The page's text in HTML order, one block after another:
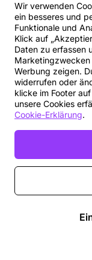
Wir verwenden
ein besseres und
Funktionale und
Klick auf
Daten zu erfassen
Werbung zeigen.
widerrufen oder
klicke im Footer
unsere Cookies
Cookie-Erklärung.